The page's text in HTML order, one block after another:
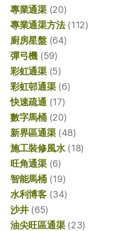
專業通渠(20)
專業通渠方法(112)
廚房星盤(64)
彈弓機 (59)
彩虹通渠(5)
彩虹邨通渠(6)
快速疏通 (17)
數字馬桶(20)
新界區通渠(48)
施工裝修風水(18)
旺角通渠(6)
智能馬桶(19)
水利博客(34)
沙井(65)
油尖旺區通渠(23)